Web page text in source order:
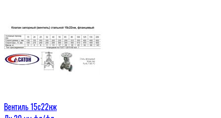
Вентиль 15с22нж